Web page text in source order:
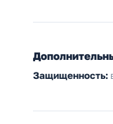
Защищенность: